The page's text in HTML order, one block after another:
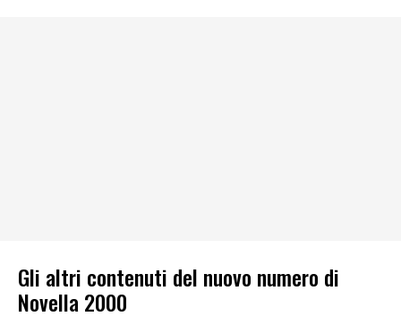
Gli altri contenuti del nuovo numero di
Novella 2000